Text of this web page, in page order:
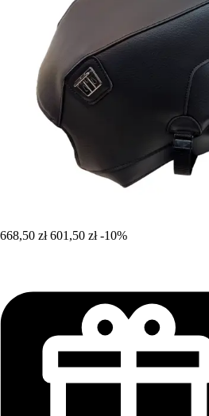
668,50 zł 601,50 zł -10%